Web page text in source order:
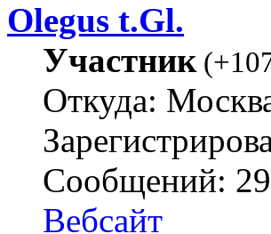
Olegus t.Gl.
Участник(
Откуда:
Сообщений:
Вебсайт